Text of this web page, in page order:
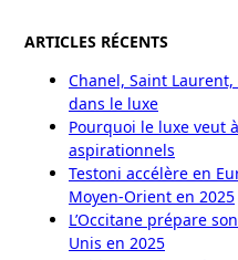
ARTICLES RÉCENTS
Chanel, Saint
dans le luxe
Pourquoi le luxe veut
aspirationnels
Testoni accélère en
Moyen-Orient en 2025
L’Occitane prépare
Unis en 2025